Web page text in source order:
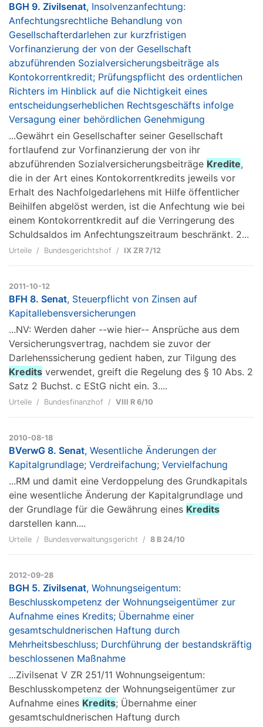
BGH 9. Zivilsenat, Insolvenzanfechtung:
Anfechtungsrechtliche Behandlung von
Gesellschafterdarlehen zur kurzfristigen
Vorfinanzierung der von der Gesellschaft
abzuführenden Sozialversicherungsbeiträge als
Kontokorrentkredit; Prüfungspflicht des ordentlichen
Richters im Hinblick auf die Nichtigkeit eines
entscheidungserheblichen Rechtsgeschäfts infolge
Versagung einer behördlichen Genehmigung
...Gewährt ein Gesellschafter seiner Gesellschaft
fortlaufend zur Vorfinanzierung der von ihr
abzuführenden Sozialversicherungsbeiträge Kredite,
die in der Art eines Kontokorrentkredits jeweils vor
Erhalt des Nachfolgedarlehens mit Hilfe öffentlicher
Beihilfen abgelöst werden, ist die Anfechtung wie bei
einem Kontokorrentkredit auf die Verringerung des
Schuldsaldos im Anfechtungszeitraum beschränkt. 2...
Urteile Bundesgerichtshof IX ZR 7/12
2011-10-12
BFH 8. Senat, Steuerpflicht von Zinsen auf
Kapitallebensversicherungen
...NV: Werden daher --wie hier-- Ansprüche aus dem
Versicherungsvertrag, nachdem sie zuvor der
Darlehenssicherung gedient haben, zur Tilgung des
Kredits verwendet, greift die Regelung des § 10 Abs. 2
Satz 2 Buchst. c EStG nicht ein. 3....
Urteile Bundesfinanzhof VIII R 6/10
2010-08-18
BVerwG 8. Senat, Wesentliche Änderungen der
Kapitalgrundlage; Verdreifachung; Vervielfachung
...RM und damit eine Verdoppelung des Grundkapitals
eine wesentliche Änderung der Kapitalgrundlage und
der Grundlage für die Gewährung eines Kredits
darstellen kann....
Urteile Bundesverwaltungsgericht 8 B 24/10
2012-09-28
BGH 5. Zivilsenat, Wohnungseigentum:
Beschlusskompetenz der Wohnungseigentümer zur
Aufnahme eines Kredits; Übernahme einer
gesamtschuldnerischen Haftung durch
Mehrheitsbeschluss; Durchführung der bestandskräftig
beschlossenen Maßnahme
...Zivilsenat V ZR 251/11 Wohnungseigentum:
Beschlusskompetenz der Wohnungseigentümer zur
Aufnahme eines Kredits; Übernahme einer
gesamtschuldnerischen Haftung durch